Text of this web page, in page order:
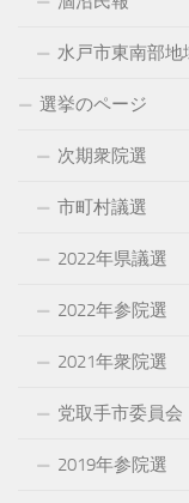
水戸市東南部地
選挙のページ
次期衆院選
市町村議選
2022年県議選
2022年参院選
2021年衆院選
党取手市委員会
2019年参院選